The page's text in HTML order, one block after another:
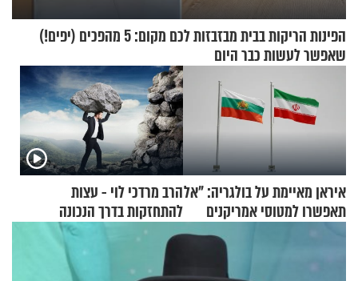
הפינות הריקות בבית מבזבזות לכם מקום: 5 מהפכים (יפים!)
שאפשר לעשות כבר היום
איראן מאיימת על בולגריה: "אל
תאפשרו למטוסי אמריקנים
להמריא מהשטח שלכם"
הרב מרדכי לוי - עצות
להתחזקות בדרך הנכונה